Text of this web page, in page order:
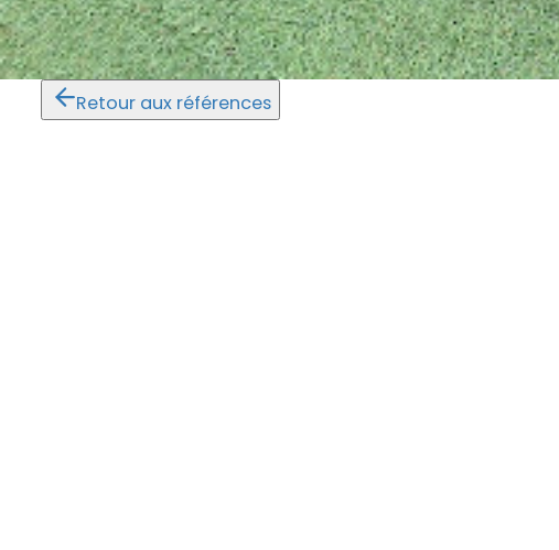
Retour aux références